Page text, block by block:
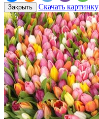
Закрыть Скачать картинку